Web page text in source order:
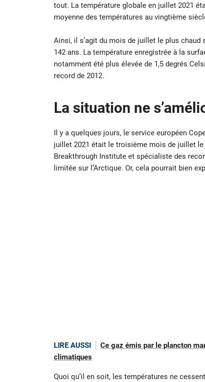
tout. La température globale en juillet 2021
moyenne des températures au vingtième
Ainsi, il s’agit du mois de juillet le plus
142 ans. La température enregistrée à la
notamment été plus élevée de 1,5 degrés
record de 2012.
La situation ne
Il y a quelques jours, le service européen
juillet 2021 était le troisième mois de juillet
Breakthrough Institute et spécialiste des
limitée sur l’Arctique. Or, cela pourrait bien
LIRE AUSSI
Ce gaz émis par le plancton
climatiques
Quoi qu’il en soit, les températures ne